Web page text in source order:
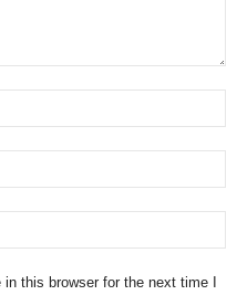
this browser for the next time I